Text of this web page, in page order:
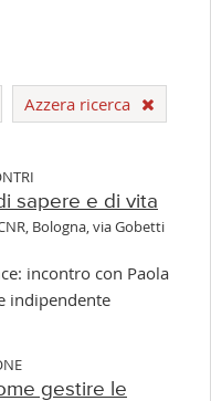
Azzera ricerca
sapere e di vita
Bologna, via Gobetti
incontro con Paola
indipendente
gestire le